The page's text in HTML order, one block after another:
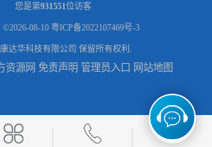
疗仪 家用中药提速治疗仪报价
您是第931551位访客
08-10 粤ICP备2022107469号-3
达华科技有限公司 保留所有权利.
资源网 免责声明 管理员入口 网站地图